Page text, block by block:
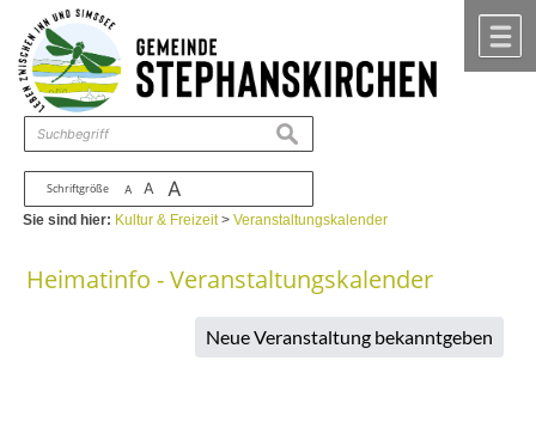
Zum Inhalt ,zur Navigation
Schriftgröße A A A
suchen
Sie sind hier: Kultur & Freizeit>Veranstaltungskalender
Heimatinfo - Veranstaltungskalender